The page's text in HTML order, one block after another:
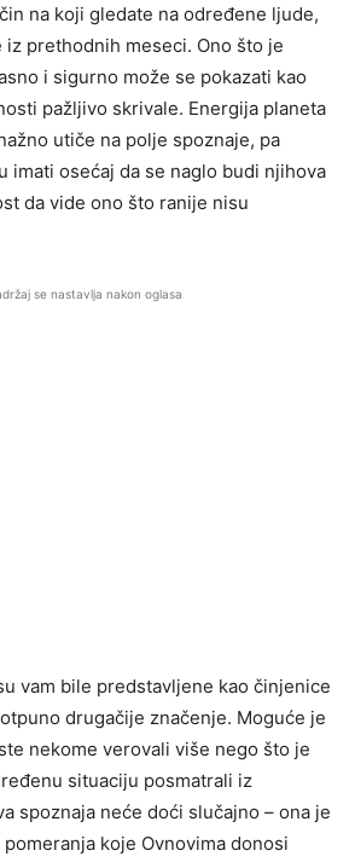
na koji gledate na određene ljude,
prethodnih meseci. Ono što je
i sigurno može se pokazati kao
pažljivo skrivale. Energija planeta
utiče na polje spoznaje, pa
imati osećaj da se naglo budi njihova
da vide ono što ranije nisu
se nastavlja nakon oglasa
vam bile predstavljene kao činjenice
drugačije značenje. Moguće je
nekome verovali više nego što je
situaciju posmatrali iz
spoznaja neće doći slučajno – ona je
koje Ovnovima donosi